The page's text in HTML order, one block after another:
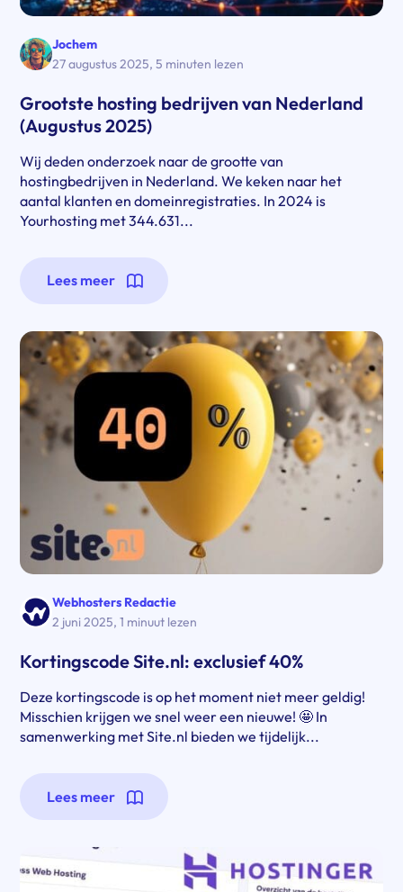
Jochem
27 augustus 2025,5 minuten lezen
Grootste hosting bedrijven van Nederland
(Augustus 2025)
Wij deden onderzoek naar de grootte van
hostingbedrijven in Nederland. We keken naar het
aantal klanten en domeinregistraties. In 2024 is
Yourhosting met 344.631...
Lees meer
Webhosters Redactie
2 juni 2025,1 minuut lezen
Kortingscode Site.nl: exclusief 40%
Deze kortingscode is op het moment niet meer geldig!
Misschien krijgen we snel weer een nieuwe! 🤩 In
samenwerking met Site.nl bieden we tijdelijk...
Lees meer